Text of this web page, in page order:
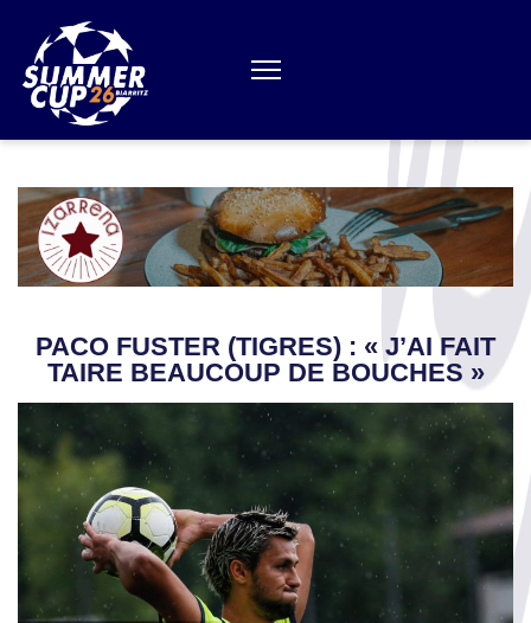
contenu
(Pressez
PACO FUSTER (TIGRES) : « J’AI FAIT
TAIRE BEAUCOUP DE BOUCHES »